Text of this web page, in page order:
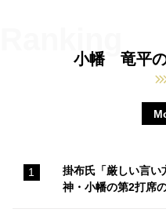
小幡 竜平の
掛布氏「厳しい言
神・小幡の第2打席